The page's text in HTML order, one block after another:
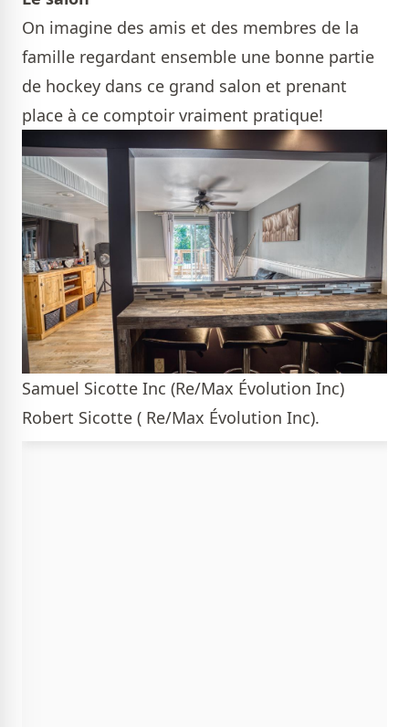
On imagine des amis et des membres de la
famille regardant ensemble une bonne partie
de hockey dans ce grand salon et prenant
place à ce comptoir vraiment pratique!
Samuel Sicotte Inc (Re/Max Évolution Inc)
Robert Sicotte ( Re/Max Évolution Inc).